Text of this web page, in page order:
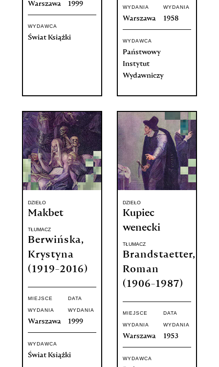
Warszawa 1999
WYDAWCA
Świat Książki
WYDANIA
Warszawa
WYDANIA
1958
WYDAWCA
Państwowy
Instytut
Wydawniczy
DZIEŁO
Makbet
TŁUMACZ
Berwińska,
Krystyna
(1919-2016)
MIEJSCE
WYDANIA
Warszawa
DATA
WYDANIA
1999
WYDAWCA
Świat Książki
DZIEŁO
Kupiec
wenecki
TŁUMACZ
Brandstaetter,
Roman
(1906-1987)
MIEJSCE
WYDANIA
Warszawa
DATA
WYDANIA
1953
WYDAWCA